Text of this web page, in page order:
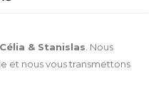
Célia & Stanislas . Nous
et nous vous transmettons